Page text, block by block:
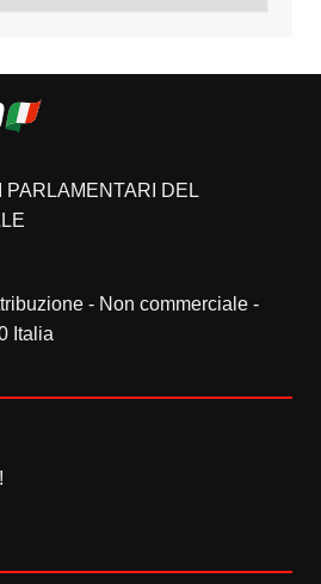
DEL
- Non commerciale -
Italia